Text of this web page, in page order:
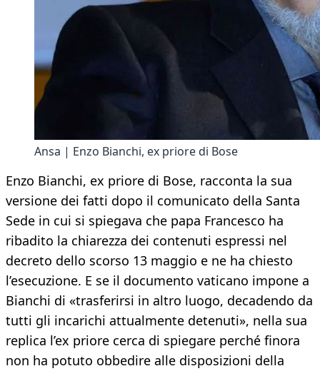
Ansa | Enzo Bianchi, ex priore di Bose
Enzo Bianchi, ex priore di Bose, racconta la sua
versione dei fatti dopo il comunicato della Santa
Sede in cui si spiegava che papa Francesco ha
ribadito la chiarezza dei contenuti espressi nel
decreto dello scorso 13 maggio e ne ha chiesto
l’esecuzione. E se il documento vaticano impone a
Bianchi di «trasferirsi in altro luogo, decadendo da
tutti gli incarichi attualmente detenuti», nella sua
replica l’ex priore cerca di spiegare perché finora
non ha potuto obbedire alle disposizioni della